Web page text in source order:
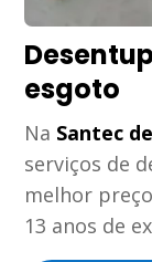
esgoto
Na Santec
serviços de
melhor
13 anos de